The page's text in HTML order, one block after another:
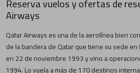
Reserva vuelos y ofertas de
Airways
Qatar Airways es una de la aerolínea bien
de la bandera de Qatar que tiene su sede
en 22 de noviembre 1993 y vino a
1994. Lo vuela a más de 170 destinos